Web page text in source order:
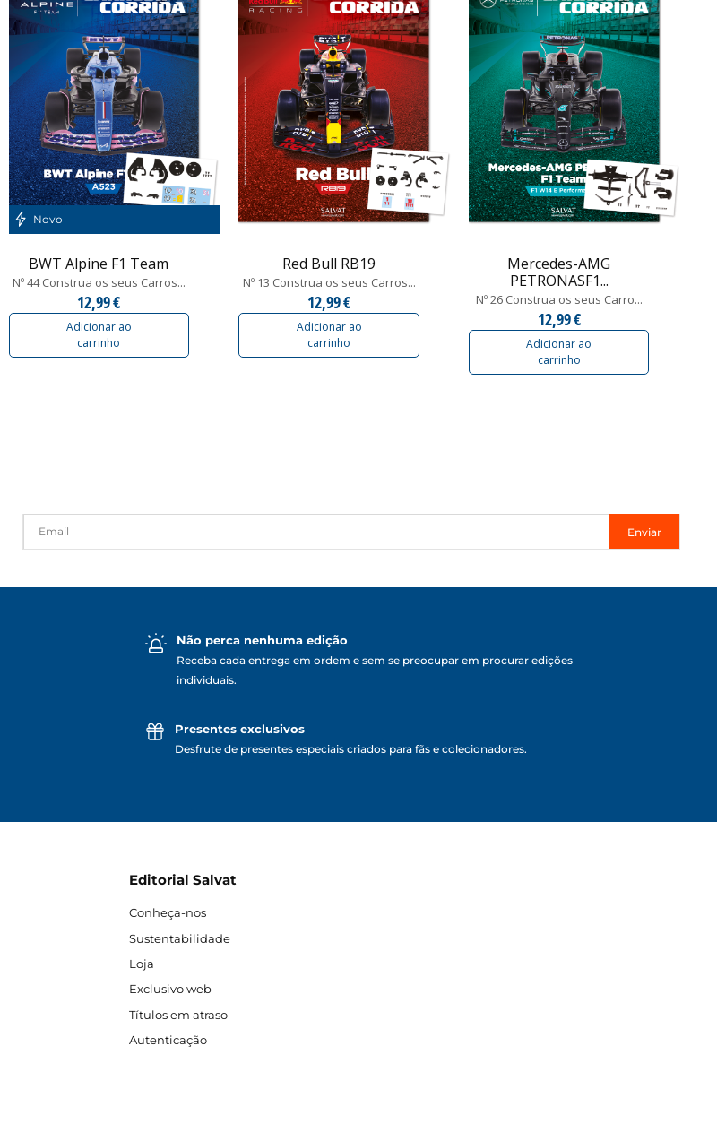
Novo
BWT Alpine F1 Team
Nº 44 Construa os seus Carros...
12,99 €
Adicionar ao
carrinho
Red Bull RB19
Nº 13 Construa os seus Carros...
12,99 €
Adicionar ao
carrinho
Mercedes-AMG
PETRONASF1...
Nº 26 Construa os seus Carro...
12,99 €
Adicionar ao
carrinho
Enviar
Não perca nenhuma edição
Receba cada entrega em ordem e sem se preocupar em procurar edições
individuais.
Presentes exclusivos
Desfrute de presentes especiais criados para fãs e colecionadores.
Editorial Salvat
Conheça-nos
Sustentabilidade
Loja
Exclusivo web
Títulos em atraso
Autenticação